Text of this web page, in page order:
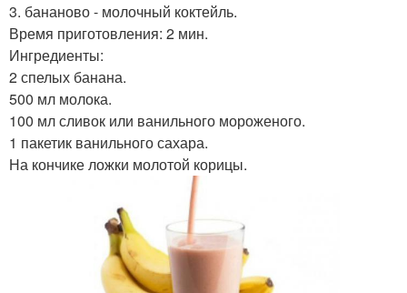
3. бананово - молочный коктейль.
Время приготовления: 2 мин.
Ингредиенты:
2 спелых банана.
500 мл молока.
100 мл сливок или ванильного мороженого.
1 пакетик ванильного сахара.
На кончике ложки молотой корицы.